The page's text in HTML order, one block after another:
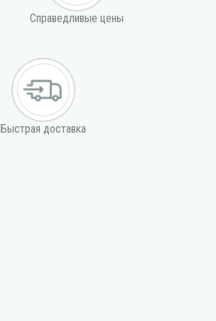
Справедливые цены
Быстрая доставка